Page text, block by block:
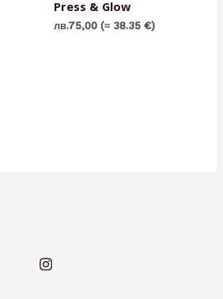
Press & Glow
лв.75,00 (≈ 38.35 €)